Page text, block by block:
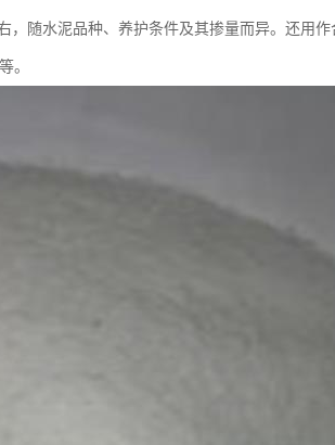
，随水泥品种、养护条件及其掺量而异。还用
。